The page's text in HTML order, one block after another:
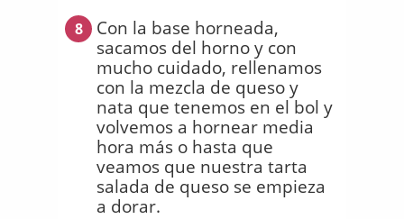
8
Con la base horneada,
sacamos del horno y con
mucho cuidado, rellenamos
con la mezcla de queso y
nata que tenemos en el bol y
volvemos a hornear media
hora más o hasta que
veamos que nuestra tarta
salada de queso se empieza
a dorar.